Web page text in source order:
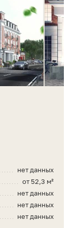
нет данных
от 52,3 м²
нет данных
нет данных
нет данных